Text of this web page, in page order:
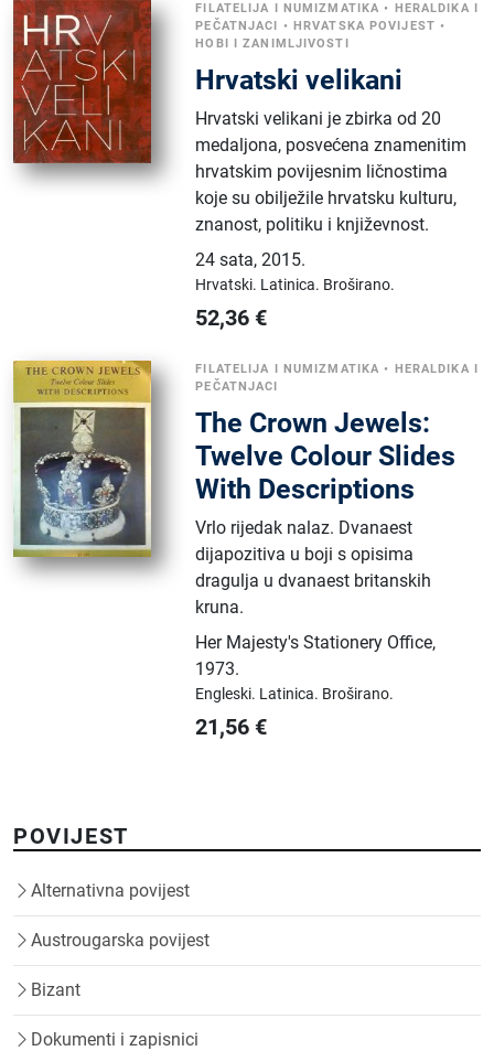
FILATELIJA I NUMIZMATIKA • HERALDIKA I
PEČATNJACI • HRVATSKA POVIJEST •
HOBI I ZANIMLJIVOSTI
Hrvatski velikani
Hrvatski velikani je zbirka od 20
medaljona, posvećena znamenitim
hrvatskim povijesnim ličnostima
koje su obilježile hrvatsku kulturu,
znanost, politiku i književnost.
24 sata,2015.
Hrvatski. Latinica. Broširano.
52,36 €
FILATELIJA I NUMIZMATIKA • HERALDIKA I
PEČATNJACI
The Crown Jewels:
Twelve Colour Slides
With Descriptions
Vrlo rijedak nalaz. Dvanaest
dijapozitiva u boji s opisima
dragulja u dvanaest britanskih
kruna.
Her Majesty's Stationery Office,
1973.
Engleski. Latinica. Broširano.
21,56 €
POVIJEST
Alternativna povijest
Austrougarska povijest
Bizant
Dokumenti i zapisnici